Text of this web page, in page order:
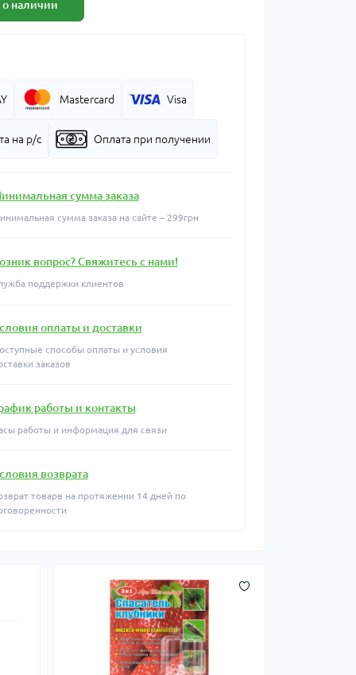
наличии
Mastercard Visa
на р/с Оплата при получении
сумма заказа
сумма заказа на сайте – 299грн
вопрос? Свяжитесь с нами!
поддержки клиентов
оплаты и доставки
способы оплаты и условия
заказов
работы и контакты
работы и информация для связи
возврата
товарв на протяжении 14 дней по